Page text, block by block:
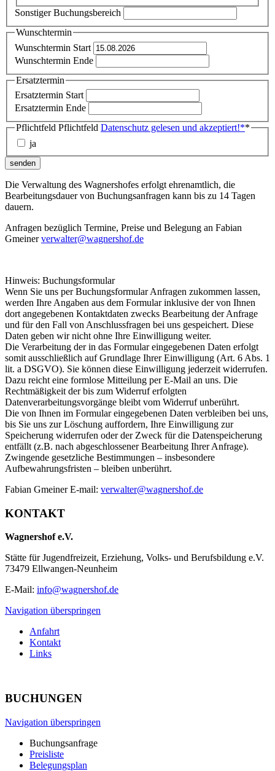
Sonstiger Buchungsbereich
Wunschtermin
Wunschtermin Start
Wunschtermin Ende
Ersatztermin
Ersatztermin Start
Ersatztermin Ende
Pflichtfeld Pflichtfeld Datenschutz gelesen und akzeptiert!**
ja
senden
Die Verwaltung des Wagnershofes erfolgt ehrenamtlich, die
Bearbeitungsdauer von Buchungsanfragen kann bis zu 14 Tagen
dauern.
Anfragen bezüglich Termine, Preise und Belegung an Fabian
Gmeinerverwalter@wagnershof.de
Hinweis: Buchungsformular
Wenn Sie uns per Buchungsformular Anfragen zukommen lassen,
werden Ihre Angaben aus dem Formular inklusive der von Ihnen
dort angegebenen Kontaktdaten zwecks Bearbeitung der Anfrage
und für den Fall von Anschlussfragen bei uns gespeichert. Diese
Daten geben wir nicht ohne Ihre Einwilligung weiter.
Die Verarbeitung der in das Formular eingegebenen Daten erfolgt
somit ausschließlich auf Grundlage Ihrer Einwilligung (Art. 6 Abs. 1
lit. a DSGVO). Sie können diese Einwilligung jederzeit widerrufen.
Dazu reicht eine formlose Mitteilung per E-Mail an uns. Die
Rechtmäßigkeit der bis zum Widerruf erfolgten
Datenverarbeitungsvorgänge bleibt vom Widerruf unberührt.
Die von Ihnen im Formular eingegebenen Daten verbleiben bei uns,
bis Sie uns zur Löschung auffordern, Ihre Einwilligung zur
Speicherung widerrufen oder der Zweck für die Datenspeicherung
entfällt (z.B. nach abgeschlossener Bearbeitung Ihrer Anfrage).
Zwingende gesetzliche Bestimmungen – insbesondere
Aufbewahrungsfristen – bleiben unberührt.
Fabian Gmeiner E-mail: verwalter@wagnershof.de
KONTAKT
Wagnershof e.V.
Stätte für Jugendfreizeit, Erziehung, Volks- und Berufsbildung e.V.
73479 Ellwangen-Neunheim
E-Mail: info@wagnershof.de
Navigation überspringen
Anfahrt
Kontakt
Links
BUCHUNGEN
Navigation überspringen
Buchungsanfrage
Preisliste
Belegungsplan